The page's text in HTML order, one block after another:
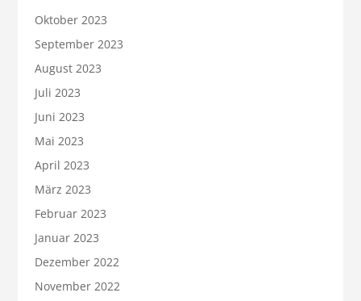
Oktober 2023
September 2023
August 2023
Juli 2023
Juni 2023
Mai 2023
April 2023
März 2023
Februar 2023
Januar 2023
Dezember 2022
November 2022